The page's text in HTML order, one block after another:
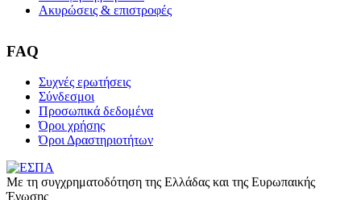
Ακυρώσεις & επιστροφές
FAQ
Συχνές ερωτήσεις
Σύνδεσμοι
Προσωπικά δεδομένα
Όροι χρήσης
Όροι Δραστηριοτήτων
Με τη συγχρηματοδότηση της Ελλάδας και της Ευρωπαικής
Ένωσης